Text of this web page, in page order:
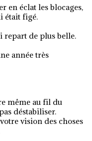
en éclat les blocages,
était figé.
repart de plus belle.
année très
déstabiliser.
vision des choses